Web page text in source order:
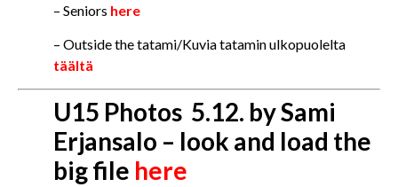
– Seniors here
– Outside the tatami/Kuvia tatamin ulkopuolelta
täältä
U15 Photos 5.12. by Sami
Erjansalo – look and load the
big file here